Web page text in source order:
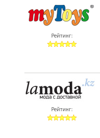
Рейтинг:
Рейтинг: